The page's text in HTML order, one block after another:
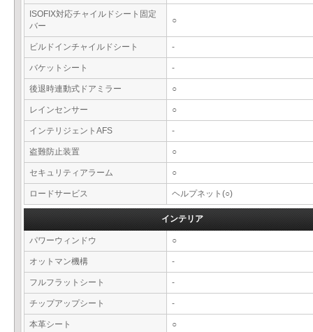
ISOFIX対応チャイルドシート固定
バー
○
ビルドインチャイルドシート -
バケットシート -
後退時連動式ドアミラー ○
レインセンサー ○
インテリジェントAFS -
盗難防止装置 ○
セキュリティアラーム ○
ロードサービス ヘルプネット(○)
インテリア
パワーウィンドウ ○
オットマン機構 -
フルフラットシート -
チップアップシート -
本革シート ○